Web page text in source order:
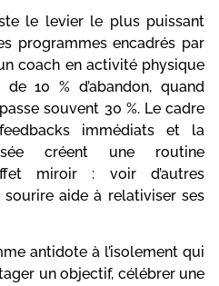
le levier le plus puissant
programmes encadrés par
coach en activité physique
10 % d’abandon, quand
souvent 30 %. Le cadre
immédiats et la
créent une routine
miroir : voir d’autres
aide à relativiser ses
antidote à l’isolement qui
un objectif, célébrer une